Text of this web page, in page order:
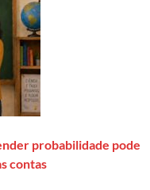
probabilidade pode
contas